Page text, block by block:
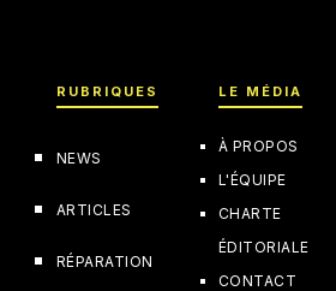
RUBRIQUES
NEWS
ARTICLES
RÉPARATION
LE MÉDIA
À PROPOS
L'ÉQUIPE
CHARTE
ÉDITORIALE
CONTACT